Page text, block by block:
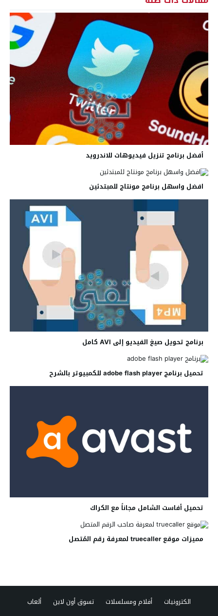
أفضل برنامج تنزيل فيديوهات للاندرويد
افضل واسهل برنامج مونتاج للمبتدئين
برنامج تحويل صيغ الفيديو إلى AVI كامل
تحميل برنامج adobe flash player للكمبيوتر بالشرح
تحميل أفاست الشامل مجاناً مع الكراك
مميزات موقع truecaller لمعرفة رقم المُتصل
الكترونيات أفلام ومسلسلات تسوق أون لاين
ألعاب